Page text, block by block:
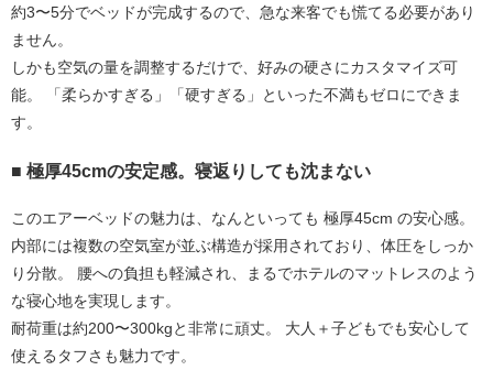
約3〜5分でベッドが完成するので、急な来客でも慌てる必要があり
ません。
しかも空気の量を調整するだけで、好みの硬さにカスタマイズ可
能。 「柔らかすぎる」「硬すぎる」といった不満もゼロにできま
す。
■ 極厚45cmの安定感。寝返りしても沈まない
このエアーベッドの魅力は、なんといっても 極厚45cm の安心感。
内部には複数の空気室が並ぶ構造が採用されており、体圧をしっか
り分散。 腰への負担も軽減され、まるでホテルのマットレスのよう
な寝心地を実現します。
耐荷重は約200〜300kgと非常に頑丈。 大人＋子どもでも安心して
使えるタフさも魅力です。